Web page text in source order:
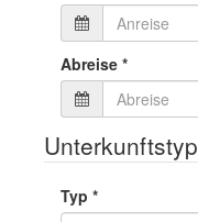
Abreise *
Unterkunftstyp
Typ *